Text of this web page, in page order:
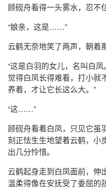
顾砚舟看得一头雾水，忍不
“娘亲，这是……”
云鹤无奈地笑了两声，朝着
“这是白羽的女儿，名叫白
觉得白凤长得难看，打小就
养着，才让它长这么大。”
“这……”
顾砚舟看着白凤，只见它虽
刻正怯生生地望着云鹤，小
出几分怜惜。
云鹤起身走到白凤面前，伸
温柔得像在安抚受了委屈的